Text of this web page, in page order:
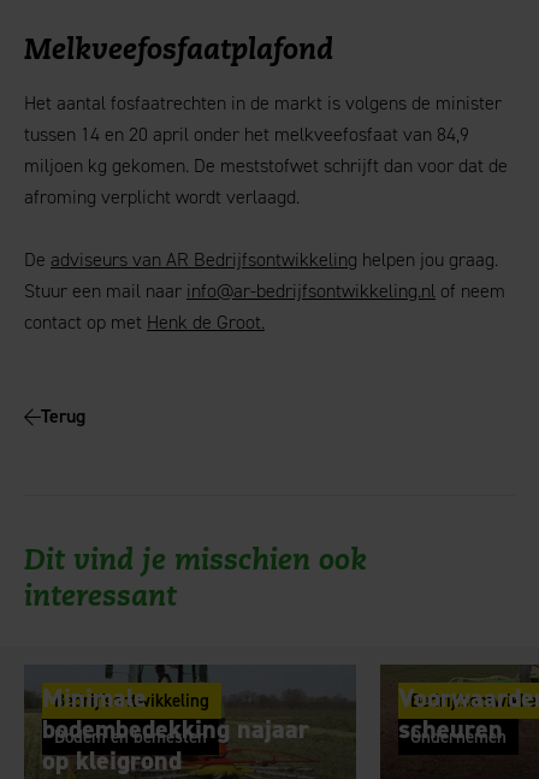
Melkveefosfaatplafond
Het aantal fosfaatrechten in de markt is volgens de minister
tussen 14 en 20 april onder het melkveefosfaat van 84,9
miljoen kg gekomen. De meststofwet schrijft dan voor dat de
afroming verplicht wordt verlaagd.
De adviseurs van AR Bedrijfsontwikkeling helpen jou graag.
Stuur een mail naar info@ar-bedrijfsontwikkeling.nl of neem
contact op met Henk de Groot.
Terug
Dit vind je misschien ook
interessant
Bedrijfsontwikkeling
Bodem en bemesten
Minimale
bodembedekking najaar
op kleigrond
Ondernemen
scheuren